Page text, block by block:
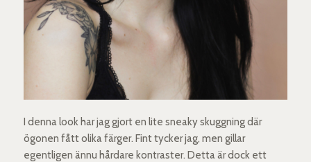
I denna look har jag gjort en lite sneaky skuggning där
ögonen fått olika färger. Fint tycker jag, men gillar
egentligen ännu hårdare kontraster. Detta är dock ett